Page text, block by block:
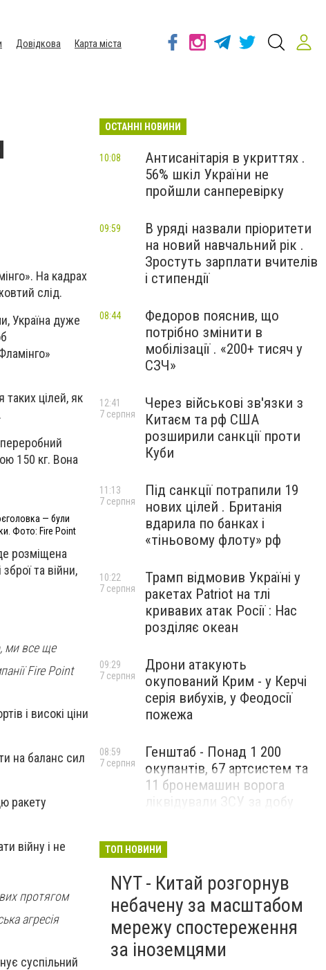
Довідкова
Карта міста
». На кадрах
слід.
Україна дуже
цілей, як
150 кг. Вона
— були
Фото: Fire Point
розміщена
та війни,
ми все ще
Fire Point
і високі ціни
на баланс сил
ракету
війну і не
протягом
агресія
суспільний
ОСТАННІ НОВИНИ
Антисанітарія в укриттях .
56% шкіл України не
пройшли санперевірку
10:08
В уряді назвали пріоритети
на новий навчальний рік .
Зростуть зарплати вчителів
і стипендії
09:59
Федоров пояснив, що
потрібно змінити в
мобілізації . «200+ тисяч у
СЗЧ»
08:44
Через військові зв'язки з
Китаєм та рф США
розширили санкції проти
Куби
12:41
7 серпня
Під санкції потрапили 19
нових цілей . Британія
вдарила по банках і
«тіньовому флоту» рф
11:13
7 серпня
Трамп відмовив Україні у
ракетах Patriot на тлі
кривавих атак Росії : Нас
розділяє океан
10:22
7 серпня
Дрони атакують
окупований Крим - у Керчі
серія вибухів, у Феодосії
пожежа
09:29
7 серпня
Генштаб - Понад 1 200
окупантів, 67 артсистем та
11 бронемашин ворога
ліквідували ЗСУ за добу
08:59
7 серпня
ТОП НОВИНИ
NYT - Китай розгорнув
небачену за масштабом
мережу спостереження
за іноземцями